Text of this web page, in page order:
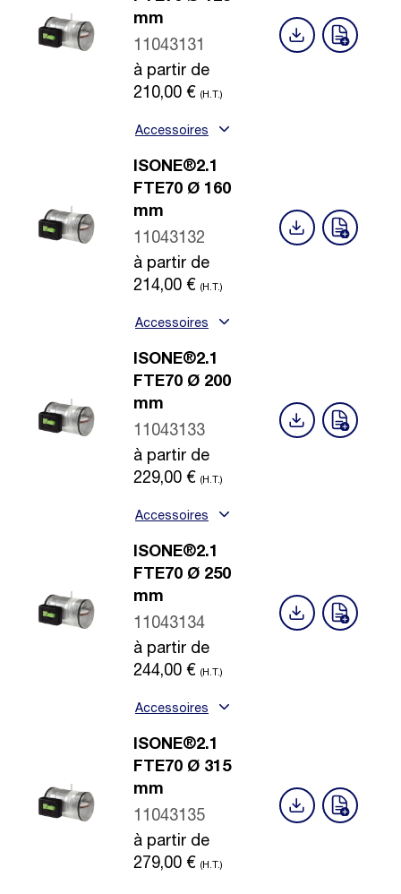
mm
11043131
à partir de
210,00 € (H.T.)
Accessoires
ISONE®2.1
FTE70 Ø 160
mm
11043132
à partir de
214,00 € (H.T.)
Accessoires
ISONE®2.1
FTE70 Ø 200
mm
11043133
à partir de
229,00 € (H.T.)
Accessoires
ISONE®2.1
FTE70 Ø 250
mm
11043134
à partir de
244,00 € (H.T.)
Accessoires
ISONE®2.1
FTE70 Ø 315
mm
11043135
à partir de
279,00 € (H.T.)